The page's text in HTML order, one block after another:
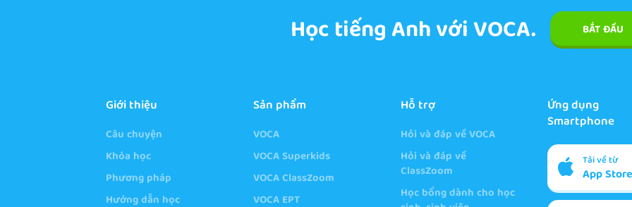
Học tiếng Anh với VOCA. BẮT ĐẦU
Giới thiệu
Câu chuyện
Khóa học
Phương pháp
Hướng dẫn học
Sản phẩm
VOCA
VOCA Superkids
VOCA ClassZoom
VOCA EPT
Hỗ trợ
Hỏi và đáp về VOCA
Hỏi và đáp về
ClassZoom
Học bổng dành cho học
Ứng dụng
Smartphone
Tải về từ
App Store